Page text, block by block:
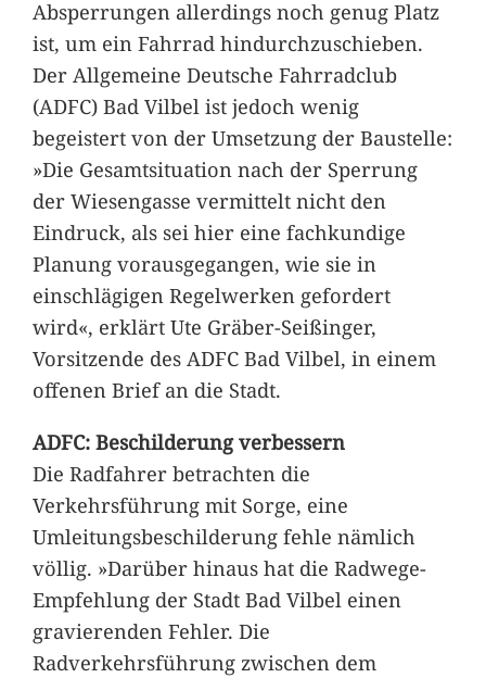
Absperrungen allerdings noch genug Platz
ist, um ein Fahrrad hindurchzuschieben.
Der Allgemeine Deutsche Fahrradclub
(ADFC) Bad Vilbel ist jedoch wenig
begeistert von der Umsetzung der Baustelle:
»Die Gesamtsituation nach der Sperrung
der Wiesengasse vermittelt nicht den
Eindruck, als sei hier eine fachkundige
Planung vorausgegangen, wie sie in
einschlägigen Regelwerken gefordert
wird«, erklärt Ute Gräber-Seißinger,
Vorsitzende des ADFC Bad Vilbel, in einem
offenen Brief an die Stadt.
ADFC: Beschilderung verbessern
Die Radfahrer betrachten die
Verkehrsführung mit Sorge, eine
Umleitungsbeschilderung fehle nämlich
völlig. »Darüber hinaus hat die Radwege-
Empfehlung der Stadt Bad Vilbel einen
gravierenden Fehler. Die
Radverkehrsführung zwischen dem